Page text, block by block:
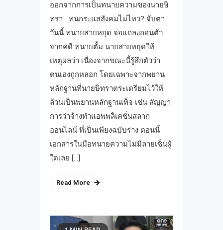
ออกจากการเป็นทนายความของนายษิ
ทรา ทนกระแสสังคมไม่ไหว? จับตา
วันนี้ ทนายสายหยุด จ่อแถลงถอนตัว
จากคดี ทนายตั้ม นายสายหยุดให้
เหตุผลว่า เนื่องจากขณะนี้รู้สึกตัวว่า
ตนเองถูกหลอก โดยเฉพาะจากพยาน
หลักฐานที่นายษิทราตระเตรียมไว้ให้
ล้วนเป็นพยานหลักฐานเท็จ เช่น สัญญา
การว่าจ้างทำแอพพลิเคชั่นสลาก
ออนไลน์ ที่เป็นเพียงฉบับร่าง ตอนนี้
เอกสารในมือทนายความไม่มีลายเซ็นผู้
ใดเลย […]
Read More